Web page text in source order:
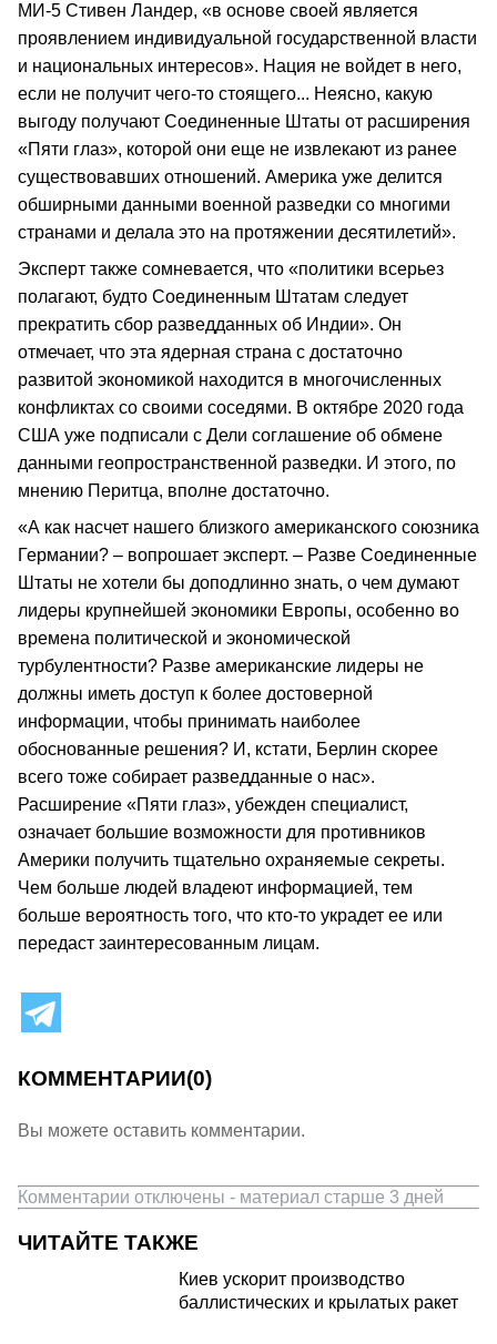
МИ-5 Стивен Ландер, «в основе своей является
проявлением индивидуальной государственной власти
и национальных интересов». Нация не войдет в него,
если не получит чего-то стоящего... Неясно, какую
выгоду получают Соединенные Штаты от расширения
«Пяти глаз», которой они еще не извлекают из ранее
существовавших отношений. Америка уже делится
обширными данными военной разведки со многими
странами и делала это на протяжении десятилетий».
Эксперт также сомневается, что «политики всерьез
полагают, будто Соединенным Штатам следует
прекратить сбор разведданных об Индии». Он
отмечает, что эта ядерная страна с достаточно
развитой экономикой находится в многочисленных
конфликтах со своими соседями. В октябре 2020 года
США уже подписали с Дели соглашение об обмене
данными геопространственной разведки. И этого, по
мнению Перитца, вполне достаточно.
«А как насчет нашего близкого американского союзника
Германии? – вопрошает эксперт. – Разве Соединенные
Штаты не хотели бы доподлинно знать, о чем думают
лидеры крупнейшей экономики Европы, особенно во
времена политической и экономической
турбулентности? Разве американские лидеры не
должны иметь доступ к более достоверной
информации, чтобы принимать наиболее
обоснованные решения? И, кстати, Берлин скорее
всего тоже собирает разведданные о нас».
Расширение «Пяти глаз», убежден специалист,
означает большие возможности для противников
Америки получить тщательно охраняемые секреты.
Чем больше людей владеют информацией, тем
больше вероятность того, что кто-то украдет ее или
передаст заинтересованным лицам.
КОММЕНТАРИИ(0)
Вы можете оставить комментарии.
Комментарии отключены - материал старше 3 дней
ЧИТАЙТЕ ТАКЖЕ
Киев ускорит производство
баллистических и крылатых ракет